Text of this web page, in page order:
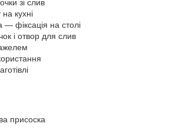
зі слив
кухні
— фіксація на столі
і отвор для слив
присоска